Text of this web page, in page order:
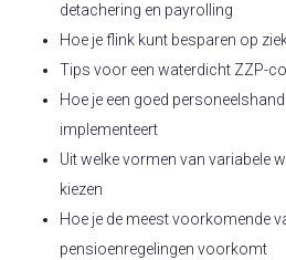
detachering en payrolling
Hoe je flink kunt besparen op
Tips voor een waterdicht ZZP-
Hoe je een goed
implementeert
Uit welke vormen van variabele
kiezen
Hoe je de meest voorkomende
pensioenregelingen voorkomt